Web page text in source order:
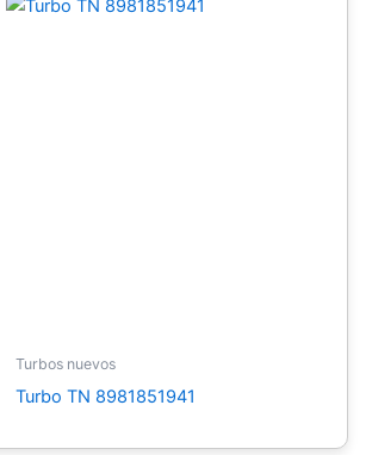
Turbos nuevos
Turbo TN 8981851941